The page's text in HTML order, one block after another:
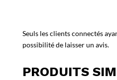
Seuls les clients connectés
possibilité de laisser un avis.
PRODUITS